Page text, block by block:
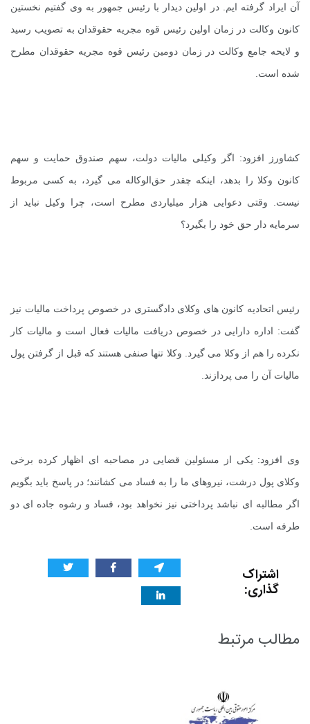
آن ایراد گرفته ایم. در اولین دیدار با رئیس جمهور به وی گفتیم نخستین
کانون وکالت در زمان اولین رئیس قوه مجریه حقوقدان به تصویب رسید
و لایحه جامع وکالت در زمان دومین رئیس قوه مجریه حقوقدان مطرح
شده است
کشاورز افزود: اگر وکیلی مالیات دولت، سهم صندوق حمایت و سهم
کانون وکلا را بدهد، اینکه چقدر حق‌الوکاله می گیرد، به کسی مربوط
نیست. وقتی دعوایی هزار میلیاردی مطرح است، چرا وکیل نباید از
سرمایه دار حق خود را بگیرد؟
رئیس اتحادیه کانون های وکلای دادگستری در خصوص پرداخت مالیات نیز
گفت: اداره دارایی در خصوص دریافت مالیات فعال است و مالیات کار
نکرده را هم از وکلا می گیرد. وکلا تنها صنفی هستند که قبل از گرفتن پول
مالیات آن را می پردازند
وی افزود: یکی از مسئولین قضایی در مصاحبه ای اظهار کرده برخی
وکلای پول درشت، نیروهای ما را به فساد می کشانند؛ در پاسخ باید بگویم
اگر مطالبه ای نباشد پرداختی نیز نخواهد بود، فساد و رشوه جاده ای دو
طرفه است.
اشتراک
گذاری:
مطالب مرتبط